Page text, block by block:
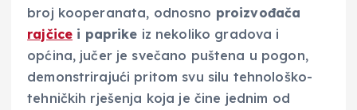
broj kooperanata, odnosno proizvođača
rajčice i paprike iz nekoliko gradova i
općina, jučer je svečano puštena u pogon,
demonstrirajući pritom svu silu tehnološko-
tehničkih rješenja koja je čine jednim od